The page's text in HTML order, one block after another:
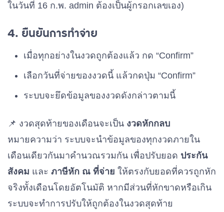
ในวันที่ 16 ก.พ. admin ต้องเป็นผู้กรอกเลขเอง)
4. ยืนยันการทำจ่าย
เมื่อทุกอย่างในงวดถูกต้องแล้ว กด “Confirm”
เลือกวันที่จ่ายของงวดนี้ แล้วกดปุ่ม “Confirm”
ระบบจะยึดข้อมูลของงวดดังกล่าวตามนี้
📌 งวดสุดท้ายของเดือนจะเป็น งวดหักกลบ
หมายความว่า ระบบจะนำข้อมูลของทุกงวดภายใน
เดือนเดียวกันมาคำนวณรวมกัน เพื่อปรับยอด ประกัน
สังคม และ ภาษีหัก ณ ที่จ่าย ให้ตรงกับยอดที่ควรถูกหัก
จริงทั้งเดือนโดยอัตโนมัติ หากมีส่วนที่หักขาดหรือเกิน
ระบบจะทำการปรับให้ถูกต้องในงวดสุดท้าย